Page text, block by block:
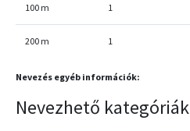
100 m 1
200 m 1
Nevezés egyéb információk:
Nevezhető kategóriák